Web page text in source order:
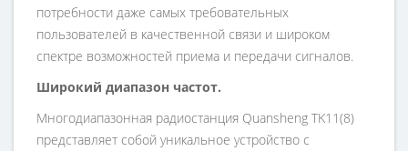
потребности даже самых требовательных
пользователей в качественной связи и широком
спектре возможностей приема и передачи сигналов.
Широкий диапазон частот.
Многодиапазонная радиостанция Quansheng TK11(8)
представляет собой уникальное устройство с